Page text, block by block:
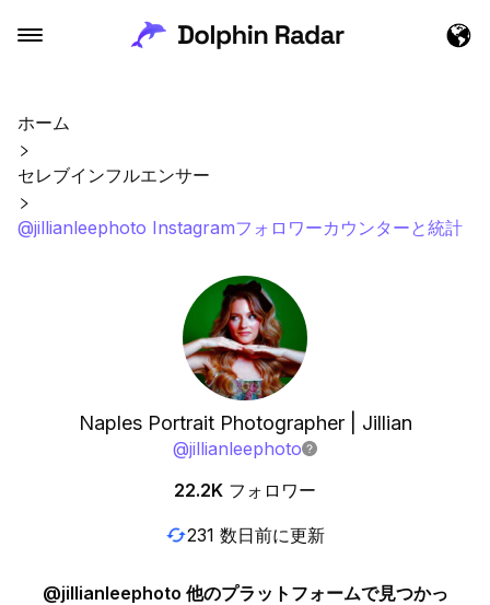
ホーム
セレブインフルエンサー
@jillianleephoto Instagramフォロワーカウンターと統計
Naples Portrait Photographer | Jillian
@jillianleephoto
22.2K フォロワー
231 数日前に更新
@jillianleephoto 他のプラットフォームで見つかっ